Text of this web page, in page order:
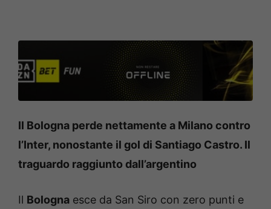
Il Bologna perde nettamente a Milano contro
l’Inter, nonostante il gol di Santiago Castro. Il
traguardo raggiunto dall’argentino
Il Bologna esce da San Siro con zero punti e